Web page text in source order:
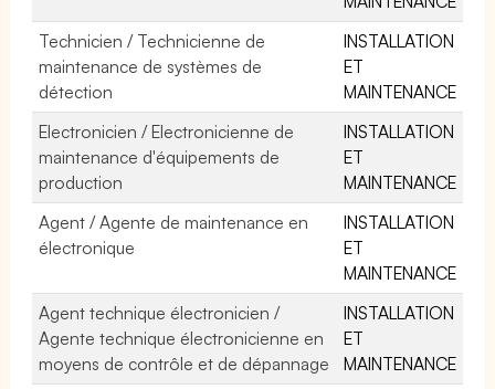
Technicien / Technicienne de
maintenance de systèmes de
détection
INSTALLATION
ET
MAINTENANCE
Electronicien / Electronicienne de
maintenance d'équipements de
production
INSTALLATION
ET
MAINTENANCE
Agent / Agente de maintenance en
électronique
INSTALLATION
ET
MAINTENANCE
Agent technique électronicien /
Agente technique électronicienne en
moyens de contrôle et de dépannage
INSTALLATION
ET
MAINTENANCE